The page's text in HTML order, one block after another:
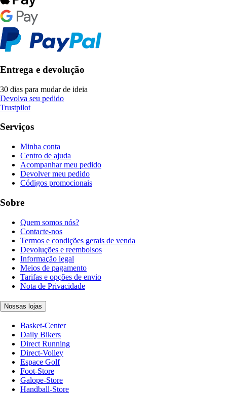
Entrega e devolução
30 dias para mudar de ideia
Devolva seu pedido
Trustpilot
Serviços
Minha conta
Centro de ajuda
Acompanhar meu pedido
Devolver meu pedido
Códigos promocionais
Sobre
Quem somos nós?
Contacte-nos
Termos e condições gerais de venda
Devoluções e reembolsos
Informação legal
Meios de pagamento
Tarifas e opções de envio
Nota de Privacidade
Nossas lojas
Basket-Center
Daily Bikers
Direct Running
Direct-Volley
Espace Golf
Foot-Store
Galope-Store
Handball-Store